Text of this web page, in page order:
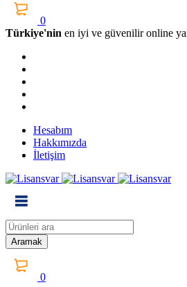
0
Türkiye'nin en iyi ve güvenilir online
Hesabım
Hakkımızda
İletişim
0